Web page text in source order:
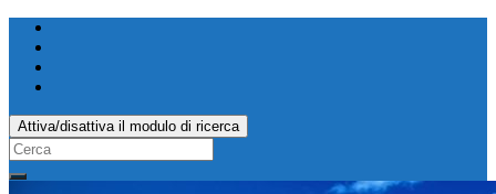
Attiva/disattiva il modulo di ricerca
Search
for: